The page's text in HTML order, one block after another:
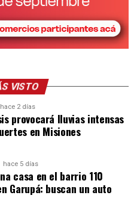
los jóvenes ya
se desempeña en
tiene un valor
en la computadora y
un tractor, sentir cómo
reales lo que uno
VISTO
hace 2 días
provocará lluvias intensas
en Misiones
hace 5 días
casa en el barrio 110
Garupá: buscan un auto